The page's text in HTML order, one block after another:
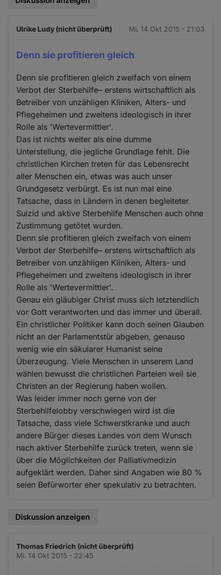
Ulrike Ludy (nicht überprüft) Mi. 14 Okt 2015 - 21:03
Denn sie profitieren gleich
Denn sie profitieren gleich zweifach von einem
Verbot der Sterbehilfe– erstens wirtschaftlich als
Betreiber von unzähligen Kliniken, Alters- und
Pflegeheimen und zweitens ideologisch in ihrer
Rolle als 'Wertevermittler'.
Das ist nichts weiter als eine dumme
Unterstellung, die jegliche Grundlage fehlt. Die
christlichen Kirchen treten für das Lebensrecht
aller Menschen ein, etwas was auch unser
Grundgesetz verbürgt. Es ist nun mal eine
Tatsache, dass in Ländern in denen begleiteter
Suizid und aktive Sterbehilfe Menschen auch ohne
Zustimmung getötet wurden.
Denn sie profitieren gleich zweifach von einem
Verbot der Sterbehilfe– erstens wirtschaftlich als
Betreiber von unzähligen Kliniken, Alters- und
Pflegeheimen und zweitens ideologisch in ihrer
Rolle als 'Wertevermittler'.
Genau ein gläubiger Christ muss sich letztendlich
vor Gott verantworten und das immer und überall.
Ein christlicher Politiker kann doch seinen Glauben
nicht an der Parlamentstür abgeben, genauso
wenig wie ein säkularer Humanist seine
Überzeugung. Viele Menschen in unserem Land
wählen bewusst die christlichen Parteien weil sie
Christen an der Regierung haben wollen.
Was leider immer noch gerne von der
Sterbehilfelobby verschwiegen wird ist die
Tatsache, dass viele Schwerstkranke und auch
andere Bürger dieses Landes von dem Wunsch
nach aktiver Sterbehilfe zurück treten, wenn sie
über die Möglichkeiten der Palliativmedizin
aufgeklärt werden. Daher sind Angaben wie 80 %
seien Befürworter eher spekulativ zu betrachten.
Diskussion anzeigen
Thomas Friedrich (nicht überprüft)
Mi. 14 Okt 2015 - 22:45